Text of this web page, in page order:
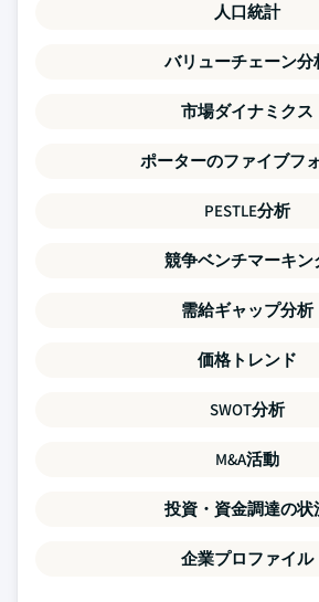
人口統計
バリューチェーン分
市場ダイナミクス
ポーターのファイブフ
PESTLE分析
競争ベンチマーキン
需給ギャップ分析
価格トレンド
SWOT分析
M&A活動
投資・資金調達の状
企業プロファイル